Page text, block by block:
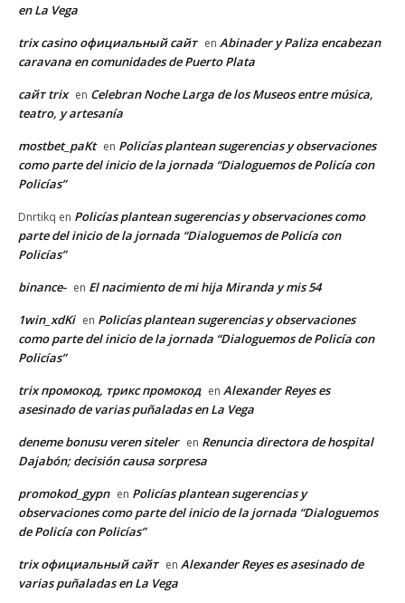
en La Vega
trix casino официальный сайт en Abinader y Paliza encabezan
caravana en comunidades de Puerto Plata
сайт trix en Celebran Noche Larga de los Museos entre música,
teatro, y artesanía
mostbet_paKt en Policías plantean sugerencias y observaciones
como parte del inicio de la jornada “Dialoguemos de Policía con
Policías”
Dnrtikq en Policías plantean sugerencias y observaciones como
parte del inicio de la jornada “Dialoguemos de Policía con
Policías”
binance- en El nacimiento de mi hija Miranda y mis 54
1win_xdKi en Policías plantean sugerencias y observaciones
como parte del inicio de la jornada “Dialoguemos de Policía con
Policías”
trix промокод, трикс промокод en Alexander Reyes es
asesinado de varias puñaladas en La Vega
deneme bonusu veren siteler en Renuncia directora de hospital
Dajabón; decisión causa sorpresa
promokod_gypn en Policías plantean sugerencias y
observaciones como parte del inicio de la jornada “Dialoguemos
de Policía con Policías”
trix официальный сайт en Alexander Reyes es asesinado de
varias puñaladas en La Vega